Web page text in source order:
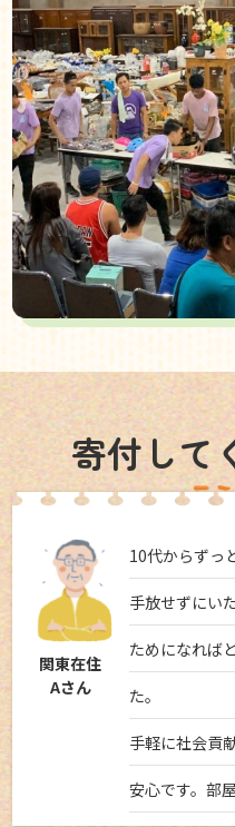
寄付して
関東在住
Aさん
10代からずっ
手放せずにい
ためになれば
た。
手軽に社会貢
安心です。部